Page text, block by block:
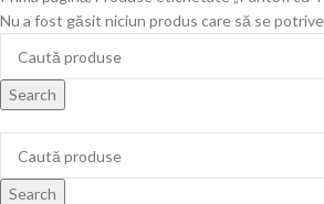
Search
Nu a fost găsit niciun produs care să se
Search